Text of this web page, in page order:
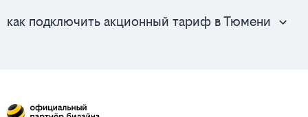
как подключить акционный тариф в Тюмени